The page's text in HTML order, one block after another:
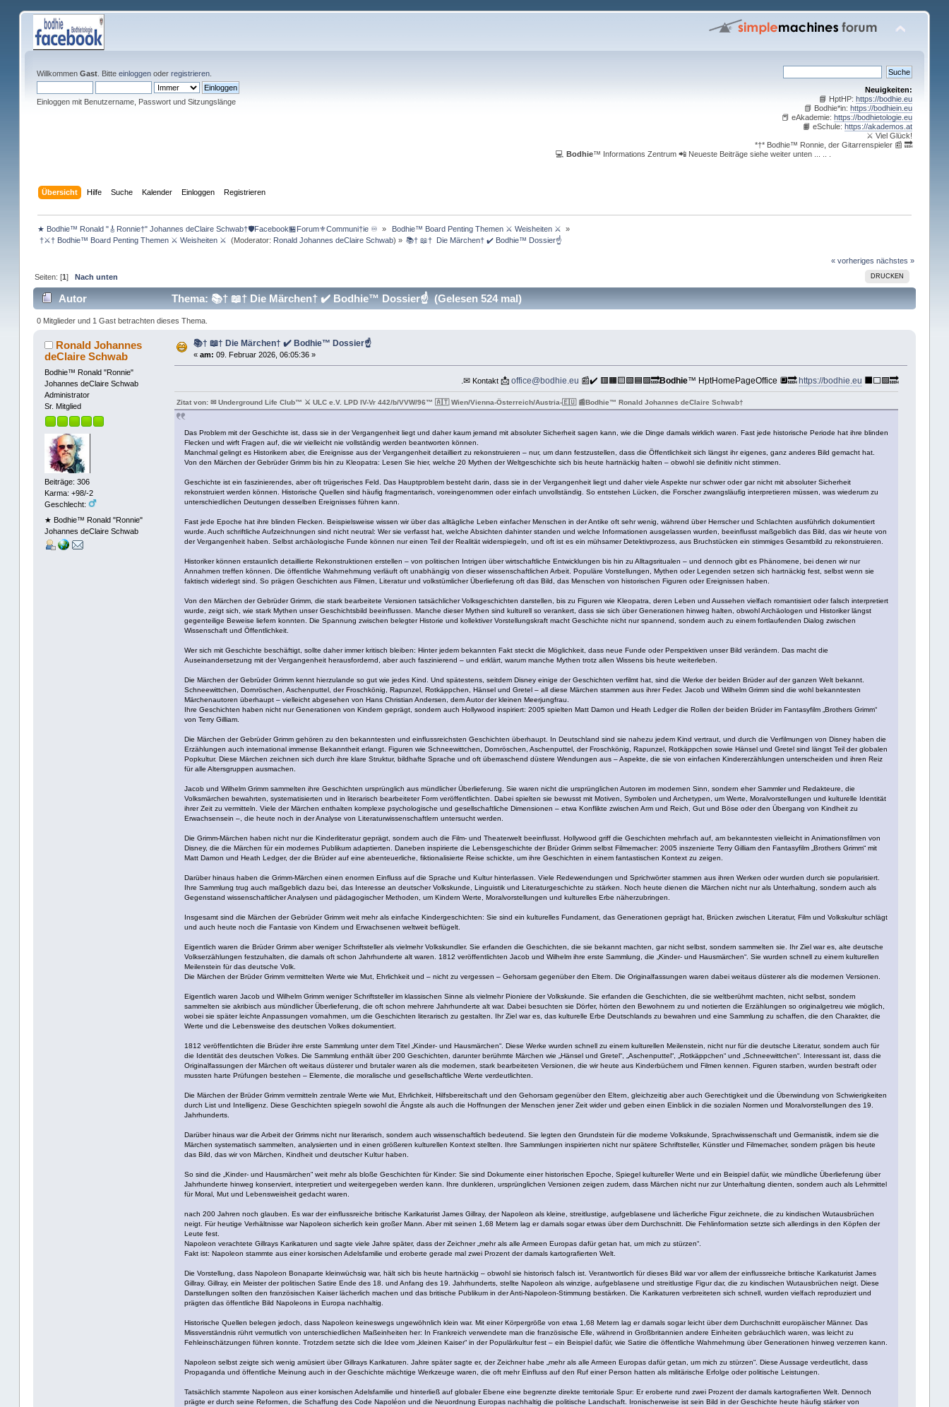
Willkommen Gast. Bitte einloggenoder registrieren.
Einloggen mit Benutzername, Passwort und Sitzungslänge
Neuigkeiten:
📘 HptHP:https://bodhie.eu
📗 Bodhie*in:https://bodhiein.eu
📕 eAkademie:https://bodhietologie.eu
📙 eSchule:https://akademos.at
⚔ Viel Glück!
*†* Bodhie™ Ronnie, der Gitarrenspieler 📰 🔜
💻Bodhie™ Informations Zentrum 📲 Neueste Beiträge siehe weiter unten ... .. .
Übersicht Hilfe Suche Kalender Einloggen Registrieren
★ Bodhie™ Ronald "🎸Ronnie†" Johannes deClaire Schwab†🛡️Facebook🏪Forum⚜️Communi†ie ♾️ » Bodhie™ Board Penting Themen ⚔ Weisheiten ⚔ »
†⚔† Bodhie™ Board Penting Themen ⚔ Weisheiten ⚔ (Moderator: Ronald Johannes deClaire Schwab) » 📚† 📖†  Die Märchen† ✔️ Bodhie™ Dossier☝
« vorheriges nächstes »
DRUCKEN
Seiten: [1]Nach unten
Autor Thema: 📚† 📖† Die Märchen† ✔️ Bodhie™ Dossier☝ (Gelesen 524 mal)
0 Mitglieder und 1 Gast betrachten dieses Thema.
Ronald Johannes
deClaire Schwab
Bodhie™ Ronald "Ronnie"
Johannes deClaire Schwab
Administrator
Sr. Mitglied
Beiträge: 306
Karma: +98/-2
Geschlecht:
★ Bodhie™ Ronald "Ronnie"
Johannes deClaire Schwab
📚† 📖† Die Märchen† ✔️ Bodhie™ Dossier☝
« am: 09. Februar 2026, 06:05:36 »
.✉ Kontakt 📩office@bodhie.eu 📰✔️ 🟥🟧🟨🟩🟦🟪🔜Bodhie™ HptHomePageOffice 🔲🔜https://bodhie.eu ⬛️⬜️🟪🔜
Zitat von: ✉ Underground Life Club™ ⚔ ULC e.V. LPD IV-Vr 442/b/VVW/96™ 🇦🇹 Wien/Vienna-Österreich/Austria-🇪🇺 📰Bodhie™ Ronald Johannes deClaire Schwab†
Das Problem mit der Geschichte ist, dass sie in der Vergangenheit liegt und daher kaum jemand mit absoluter Sicherheit sagen kann, wie die Dinge damals wirklich waren. Fast jede historische Periode hat ihre blinden
Flecken und wirft Fragen auf, die wir vielleicht nie vollständig werden beantworten können.
Manchmal gelingt es Historikern aber, die Ereignisse aus der Vergangenheit detailliert zu rekonstruieren – nur, um dann festzustellen, dass die Öffentlichkeit sich längst ihr eigenes, ganz anderes Bild gemacht hat.
Von den Märchen der Gebrüder Grimm bis hin zu Kleopatra: Lesen Sie hier, welche 20 Mythen der Weltgeschichte sich bis heute hartnäckig halten –​ obwohl sie definitiv nicht stimmen.
Geschichte ist ein faszinierendes, aber oft trügerisches Feld. Das Hauptproblem besteht darin, dass sie in der Vergangenheit liegt und daher viele Aspekte nur schwer oder gar nicht mit absoluter Sicherheit
rekonstruiert werden können. Historische Quellen sind häufig fragmentarisch, voreingenommen oder einfach unvollständig. So entstehen Lücken, die Forscher zwangsläufig interpretieren müssen, was wiederum zu
unterschiedlichen Deutungen desselben Ereignisses führen kann.
Fast jede Epoche hat ihre blinden Flecken. Beispielsweise wissen wir über das alltägliche Leben einfacher Menschen in der Antike oft sehr wenig, während über Herrscher und Schlachten ausführlich dokumentiert
wurde. Auch schriftliche Aufzeichnungen sind nicht neutral: Wer sie verfasst hat, welche Absichten dahinter standen und welche Informationen ausgelassen wurden, beeinflusst maßgeblich das Bild, das wir heute von
der Vergangenheit haben. Selbst archäologische Funde können nur einen Teil der Realität widerspiegeln, und oft ist es ein mühsamer Detektivprozess, aus Bruchstücken ein stimmiges Gesamtbild zu rekonstruieren.
Historiker können erstaunlich detaillierte Rekonstruktionen erstellen – von politischen Intrigen über wirtschaftliche Entwicklungen bis hin zu Alltagsritualen – und dennoch gibt es Phänomene, bei denen wir nur
Annahmen treffen können. Die öffentliche Wahrnehmung verläuft oft unabhängig von dieser wissenschaftlichen Arbeit. Populäre Vorstellungen, Mythen oder Legenden setzen sich hartnäckig fest, selbst wenn sie
faktisch widerlegt sind. So prägen Geschichten aus Filmen, Literatur und volkstümlicher Überlieferung oft das Bild, das Menschen von historischen Figuren oder Ereignissen haben.
Von den Märchen der Gebrüder Grimm, die stark bearbeitete Versionen tatsächlicher Volksgeschichten darstellen, bis zu Figuren wie Kleopatra, deren Leben und Aussehen vielfach romantisiert oder falsch interpretiert
wurde, zeigt sich, wie stark Mythen unser Geschichtsbild beeinflussen. Manche dieser Mythen sind kulturell so verankert, dass sie sich über Generationen hinweg halten, obwohl Archäologen und Historiker längst
gegenteilige Beweise liefern konnten. Die Spannung zwischen belegter Historie und kollektiver Vorstellungskraft macht Geschichte nicht nur spannend, sondern auch zu einem fortlaufenden Dialog zwischen
Wissenschaft und Öffentlichkeit.
Wer sich mit Geschichte beschäftigt, sollte daher immer kritisch bleiben: Hinter jedem bekannten Fakt steckt die Möglichkeit, dass neue Funde oder Perspektiven unser Bild verändern. Das macht die
Auseinandersetzung mit der Vergangenheit herausfordernd, aber auch faszinierend – und erklärt, warum manche Mythen trotz allen Wissens bis heute weiterleben.
Die Märchen der Gebrüder Grimm kennt hierzulande so gut wie jedes Kind. Und spätestens, seitdem Disney einige der Geschichten verfilmt hat, sind die Werke der beiden Brüder auf der ganzen Welt bekannt.
Schneewittchen, Dornröschen, Aschenputtel, der Froschkönig, Rapunzel, Rotkäppchen, Hänsel und Gretel – all diese Märchen stammen aus ihrer Feder. Jacob und Wilhelm Grimm sind die wohl bekanntesten
Märchenautoren überhaupt – vielleicht abgesehen von Hans Christian Andersen, dem Autor der kleinen Meerjungfrau.
Ihre Geschichten haben nicht nur Generationen von Kindern geprägt, sondern auch Hollywood inspiriert: 2005 spielten Matt Damon und Heath Ledger die Rollen der beiden Brüder im Fantasyfilm „Brothers Grimm“
von Terry Gilliam.
Die Märchen der Gebrüder Grimm gehören zu den bekanntesten und einflussreichsten Geschichten überhaupt. In Deutschland sind sie nahezu jedem Kind vertraut, und durch die Verfilmungen von Disney haben die
Erzählungen auch international immense Bekanntheit erlangt. Figuren wie Schneewittchen, Dornröschen, Aschenputtel, der Froschkönig, Rapunzel, Rotkäppchen sowie Hänsel und Gretel sind längst Teil der globalen
Popkultur. Diese Märchen zeichnen sich durch ihre klare Struktur, bildhafte Sprache und oft überraschend düstere Wendungen aus – Aspekte, die sie von einfachen Kindererzählungen unterscheiden und ihren Reiz
für alle Altersgruppen ausmachen.
Jacob und Wilhelm Grimm sammelten ihre Geschichten ursprünglich aus mündlicher Überlieferung. Sie waren nicht die ursprünglichen Autoren im modernen Sinn, sondern eher Sammler und Redakteure, die
Volksmärchen bewahrten, systematisierten und in literarisch bearbeiteter Form veröffentlichten. Dabei spielten sie bewusst mit Motiven, Symbolen und Archetypen, um Werte, Moralvorstellungen und kulturelle Identität
ihrer Zeit zu vermitteln. Viele der Märchen enthalten komplexe psychologische und gesellschaftliche Dimensionen – etwa Konflikte zwischen Arm und Reich, Gut und Böse oder den Übergang von Kindheit zu
Erwachsensein –, die heute noch in der Analyse von Literaturwissenschaftlern untersucht werden.
Die Grimm-Märchen haben nicht nur die Kinderliteratur geprägt, sondern auch die Film- und Theaterwelt beeinflusst. Hollywood griff die Geschichten mehrfach auf, am bekanntesten vielleicht in Animationsfilmen von
Disney, die die Märchen für ein modernes Publikum adaptierten. Daneben inspirierte die Lebensgeschichte der Brüder Grimm selbst Filmemacher: 2005 inszenierte Terry Gilliam den Fantasyfilm „Brothers Grimm“ mit
Matt Damon und Heath Ledger, der die Brüder auf eine abenteuerliche, fiktionalisierte Reise schickte, um ihre Geschichten in einem fantastischen Kontext zu zeigen.
Darüber hinaus haben die Grimm-Märchen einen enormen Einfluss auf die Sprache und Kultur hinterlassen. Viele Redewendungen und Sprichwörter stammen aus ihren Werken oder wurden durch sie popularisiert.
Ihre Sammlung trug auch maßgeblich dazu bei, das Interesse an deutscher Volkskunde, Linguistik und Literaturgeschichte zu stärken. Noch heute dienen die Märchen nicht nur als Unterhaltung, sondern auch als
Gegenstand wissenschaftlicher Analysen und pädagogischer Methoden, um Kindern Werte, Moralvorstellungen und kulturelles Erbe näherzubringen.
Insgesamt sind die Märchen der Gebrüder Grimm weit mehr als einfache Kindergeschichten: Sie sind ein kulturelles Fundament, das Generationen geprägt hat, Brücken zwischen Literatur, Film und Volkskultur schlägt
und auch heute noch die Fantasie von Kindern und Erwachsenen weltweit beflügelt.
Eigentlich waren die Brüder Grimm aber weniger Schriftsteller als vielmehr Volkskundler. Sie erfanden die Geschichten, die sie bekannt machten, gar nicht selbst, sondern sammelten sie. Ihr Ziel war es, alte deutsche
Volkserzählungen festzuhalten, die damals oft schon Jahrhunderte alt waren. 1812 veröffentlichten Jacob und Wilhelm ihre erste Sammlung, die „Kinder- und Hausmärchen“​. Sie wurden schnell zu einem kulturellen
Meilenstein für das deutsche Volk.
Die Märchen der Brüder Grimm vermittelten Werte wie Mut, Ehrlichkeit und – nicht zu vergessen – Gehorsam gegenüber den Eltern. Die Originalfassungen waren dabei weitaus düsterer als die modernen Versionen.
Eigentlich waren Jacob und Wilhelm Grimm weniger Schriftsteller im klassischen Sinne als vielmehr Pioniere der Volkskunde. Sie erfanden die Geschichten, die sie weltberühmt machten, nicht selbst, sondern
sammelten sie akribisch aus mündlicher Überlieferung, die oft schon mehrere Jahrhunderte alt war. Dabei besuchten sie Dörfer, hörten den Bewohnern zu und notierten die Erzählungen so originalgetreu wie möglich,
wobei sie später leichte Anpassungen vornahmen, um die Geschichten literarisch zu gestalten. Ihr Ziel war es, das kulturelle Erbe Deutschlands zu bewahren und eine Sammlung zu schaffen, die den Charakter, die
Werte und die Lebensweise des deutschen Volkes dokumentiert.
1812 veröffentlichten die Brüder ihre erste Sammlung unter dem Titel „Kinder- und Hausmärchen“. Diese Werke wurden schnell zu einem kulturellen Meilenstein, nicht nur für die deutsche Literatur, sondern auch für
die Identität des deutschen Volkes. Die Sammlung enthält über 200 Geschichten, darunter berühmte Märchen wie „Hänsel und Gretel“, „Aschenputtel“, „Rotkäppchen“ und „Schneewittchen“. Interessant ist, dass die
Originalfassungen der Märchen oft weitaus düsterer und brutaler waren als die modernen, stark bearbeiteten Versionen, die wir heute aus Kinderbüchern und Filmen kennen. Figuren starben, wurden bestraft oder
mussten harte Prüfungen bestehen – Elemente, die moralische und gesellschaftliche Werte verdeutlichten.
Die Märchen der Brüder Grimm vermitteln zentrale Werte wie Mut, Ehrlichkeit, Hilfsbereitschaft und den Gehorsam gegenüber den Eltern, gleichzeitig aber auch Gerechtigkeit und die Überwindung von Schwierigkeiten
durch List und Intelligenz. Diese Geschichten spiegeln sowohl die Ängste als auch die Hoffnungen der Menschen jener Zeit wider und geben einen Einblick in die sozialen Normen und Moralvorstellungen des 19.
Jahrhunderts.
Darüber hinaus war die Arbeit der Grimms nicht nur literarisch, sondern auch wissenschaftlich bedeutend. Sie legten den Grundstein für die moderne Volkskunde, Sprachwissenschaft und Germanistik, indem sie die
Märchen systematisch sammelten, analysierten und in einen größeren kulturellen Kontext stellten. Ihre Sammlungen inspirierten nicht nur spätere Schriftsteller, Künstler und Filmemacher, sondern prägen bis heute
das Bild, das wir von Märchen, Kindheit und deutscher Kultur haben.
So sind die „Kinder- und Hausmärchen“ weit mehr als bloße Geschichten für Kinder: Sie sind Dokumente einer historischen Epoche, Spiegel kultureller Werte und ein Beispiel dafür, wie mündliche Überlieferung über
Jahrhunderte hinweg konserviert, interpretiert und weitergegeben werden kann. Ihre dunkleren, ursprünglichen Versionen zeigen zudem, dass Märchen nicht nur zur Unterhaltung dienten, sondern auch als Lehrmittel
für Moral, Mut und Lebensweisheit gedacht waren.
nach 200 Jahren noch glauben. Es war der einflussreiche britische Karikaturist James Gillray, der Napoleon als kleine, streitlustige, aufgeblasene und lächerliche Figur zeichnete, die zu kindischen Wutausbrüchen
neigt. Für heutige Verhältnisse war Napoleon sicherlich kein großer Mann. Aber mit seinen 1,68 Metern lag er damals sogar etwas über dem Durchschnitt. Die Fehlinformation setzte sich allerdings in den Köpfen der
Leute fest.
Napoleon verachtete Gillrays Karikaturen und sagte viele Jahre später, dass der Zeichner „mehr als alle Armeen Europas dafür getan hat, um mich zu stürzen“.
Fakt ist: Napoleon stammte aus einer korsischen Adelsfamilie und eroberte gerade mal zwei Prozent der damals kartografierten Welt.
Die Vorstellung, dass Napoleon Bonaparte kleinwüchsig war, hält sich bis heute hartnäckig – obwohl sie historisch falsch ist. Verantwortlich für dieses Bild war vor allem der einflussreiche britische Karikaturist James
Gillray. Gillray, ein Meister der politischen Satire Ende des 18. und Anfang des 19. Jahrhunderts, stellte Napoleon als winzige, aufgeblasene und streitlustige Figur dar, die zu kindischen Wutausbrüchen neigt. Diese
Darstellungen sollten den französischen Kaiser lächerlich machen und das britische Publikum in der Anti-Napoleon-Stimmung bestärken. Die Karikaturen verbreiteten sich schnell, wurden vielfach reproduziert und
prägten das öffentliche Bild Napoleons in Europa nachhaltig.
Historische Quellen belegen jedoch, dass Napoleon keineswegs ungewöhnlich klein war. Mit einer Körpergröße von etwa 1,68 Metern lag er damals sogar leicht über dem Durchschnitt europäischer Männer. Das
Missverständnis rührt vermutlich von unterschiedlichen Maßeinheiten her: In Frankreich verwendete man die französische Elle, während in Großbritannien andere Einheiten gebräuchlich waren, was leicht zu
Fehleinschätzungen führen konnte. Trotzdem setzte sich die Idee vom „kleinen Kaiser“ in der Populärkultur fest – ein Beispiel dafür, wie Satire die öffentliche Wahrnehmung über Generationen hinweg verzerren kann.
Napoleon selbst zeigte sich wenig amüsiert über Gillrays Karikaturen. Jahre später sagte er, der Zeichner habe „mehr als alle Armeen Europas dafür getan, um mich zu stürzen“. Diese Aussage verdeutlicht, dass
Propaganda und öffentliche Meinung auch in der Geschichte mächtige Werkzeuge waren, die oft mehr Einfluss auf den Ruf einer Person hatten als militärische Erfolge oder politische Leistungen.
Tatsächlich stammte Napoleon aus einer korsischen Adelsfamilie und hinterließ auf globaler Ebene eine begrenzte direkte territoriale Spur: Er eroberte rund zwei Prozent der damals kartografierten Welt. Dennoch
prägte er durch seine Reformen, die Schaffung des Code Napoléon und die Neuordnung Europas nachhaltig die politische Landschaft. Ironischerweise ist sein Bild in der Geschichte heute häufig stärker von